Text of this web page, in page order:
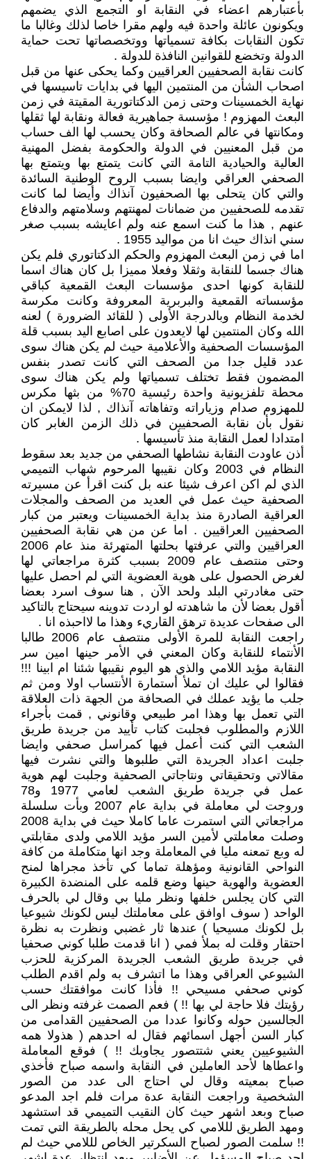
بأعتبارهم اعضاء في النقابة او التجمع الذي يضمهم
ويكونون عائلة واحدة فيه ولهم مقرا خاصا لذلك وغالبا ما
تكون النقابات بكافة تسمياتها ووتخصصاتها تحت حماية
الدولة وتخضع للقوانين النافذة للدولة .
كانت نقابة الصحفيين العراقيين وكما يحكى عنها من قبل
اصحاب الشأن من المنتمين اليها في بدايات تاسيسها في
نهاية الخمسينات وحتى زمن الدكتاتورية المقيتة في زمن
البعث المهزوم ! مؤسسة جماهيرية فعالة ونقابة لها ثقلها
ومكانتها في عالم الصحافة وكان يحسب لها الف حساب
من قبل المعنيين في الدولة والحكومة بفضل المهنية
العالية والحيادية التامة التي كانت يتمتع بها ويتمتع بها
الصحفي العراقي وايضا بسبب الروح الوطنية السائدة
والتي كان يتحلى بها الصحفيون آنذاك وأيضا لما كانت
تقدمه للصحفيين من ضمانات لمهنتهم وسلامتهم والدفاع
عنهم , هذا ما كنت اسمع عنه ولم اعايشه بسبب صغر
سني انذاك حيث انا من مواليد 1955 .
اما في زمن البعث المهزوم والحكم الدكتاتوري فلم يكن
هناك جسما للنقابة وثقلا وفعلا مميزا بل كان هناك اسما
للنقابة كونها احدى مؤسسات البعث القمعية كباقي
مؤسساته القمعية والبربرية المعروفة وكانت مكرسة
لخدمة النظام وبالدرجة الأولى ( للقائد الضرورة ) لعنه
الله وكان المنتمين لها لايعدون على اصابع اليد بسبب قلة
المؤسسات الصحفية والأعلامية حيث لم يكن هناك سوى
عدد قليل جدا من الصحف التي كانت تصدر بنفس
المضمون فقط تختلف تسمياتها ولم يكن هناك سوى
محطة تلفزيونية واحدة رئيسية 70% من بثها مكرس
للمهزوم صدام وزياراته وتفاهاته آنذاك , لذا لايمكن ان
نقول بأن نقابة الصحفيين في ذلك الزمن الغابر كان
امتدادا لعمل النقابة منذ تأسيسها .
أذن عاودت النقابة نشاطها الصحفي من جديد بعد سقوط
النظام في 2003 وكان نقيبها المرحوم شهاب التميمي
الذي لم اكن اعرف شيئا عنه بل كنت اقرأ عن مسيرته
الصحفية حيث عمل في العديد من الصحف والمجلات
العراقية الصادرة منذ بداية الخمسينات ويعتبر من كبار
الصحفيين العراقيين . اما عن من هي نقابة الصحفيين
العراقيين والتي عرفتها بحلتها المتهرئة منذ عام 2006
وحتى منتصف عام 2009 بسبب كثرة مراجعاتي لها
لغرض الحصول على هوية العضوية التي لم احصل عليها
حتى مغادرتي البلد ولحد الآن , هنا سوف اسرد بعضا
أقول بعضا لأن ما شاهدته لو اردت تدوينه سيحتاج بالتاكيد
الى صفحات عديدة ترهق القاريء وهذا ما لااحبذه انا .
راجعت النقابة للمرة الأولى منتصف عام 2006 طالبا
الأنتماء للنقابة وكان المعني في الأمر حينها امين سر
النقابة مؤيد اللامي والذي هو اليوم نقيبها شئنا ام ابينا !!!
فقالوا لي عليك ان تملأ أستمارة الأنتساب اولا ومن ثم
جلب ما يؤيد عملك في الصحافة من الجهة ذات العلاقة
التي تعمل بها وهذا امر طبيعي وقانوني , قمت بأجراء
اللازم والمطلوب فجلبت كتاب تأييد من جريدة طريق
الشعب التي كنت أعمل فيها كمراسل صحفي وايضا
جلبت اعداد الجريدة التي طلبوها والتي نشرت فيها
مقالاتي وتحقيقاتي ونتاجاتي الصحفية وجلبت لهم هوية
عمل في جريدة طريق الشعب لعامي 1977 و78
وروجت لي معاملة في بداية عام 2007 وبأت سلسلة
مراجعاتي التي استمرت عاما كاملا حيث في بداية 2008
وصلت معاملتي لأمين السر مؤيد اللامي ولدى مقابلتي
له وبع تمعنه مليا في المعاملة وجد انها متكاملة من كافة
النواحي القانونية ومؤهلة تماما كي تأخذ مجراها لمنح
العضوية والهوية حينها وضع قلمه على المنضدة الكبيرة
التي كان يجلس خلفها ونظر مليا بي وقال لي بالحرف
الواحد ( سوف اوافق على معاملتك ليس لكونك شيوعيا
بل لكونك مسيحيا ) عندها ثار غضبي ونظرت به نظرة
احتقار وقلت له بملأ فمي ( انا قدمت طلبا كوني صحفيا
في جريدة طريق الشعب الجريدة المركزية للحزب
الشيوعي العراقي وهذا ما اتشرف به ولم اقدم الطلب
كوني صحفي مسيحي !! فأذا كانت موافقتك حسب
رؤيتك فلا حاجة لي بها !! ) فعم الصمت غرفته ونظر الى
الجالسين حوله وكانوا عددا من الصحفيين القدامى من
كبار السن أجهل اسمائهم فقال له احدهم ( هذولا همه
الشيوعيين يعني شتتصور يجاوبك !! ) فوقع المعاملة
واعطاها لأحد العاملين في النقابة واسمه صباح فأخذي
صباح بمعيته وقال لي احتاج الى عدد من الصور
الشخصية وراجعت النقابة عدة مرات فلم اجد المدعو
صباح وبعد اشهر حيث كان النقيب التميمي قد استشهد
ومهد الطريق لللامي كي يحل محله بالطريقة التي تمت
!! سلمت الصور لصباح السكرتير الخاص لللامي حيث لم